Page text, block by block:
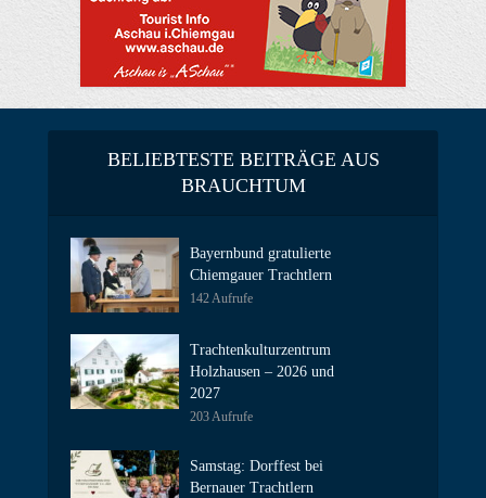
BELIEBTESTE BEITRÄGE AUS
BRAUCHTUM
Bayernbund gratulierte
Chiemgauer Trachtlern
142 Aufrufe
Trachtenkulturzentrum
Holzhausen – 2026 und
2027
203 Aufrufe
Samstag: Dorffest bei
Bernauer Trachtlern